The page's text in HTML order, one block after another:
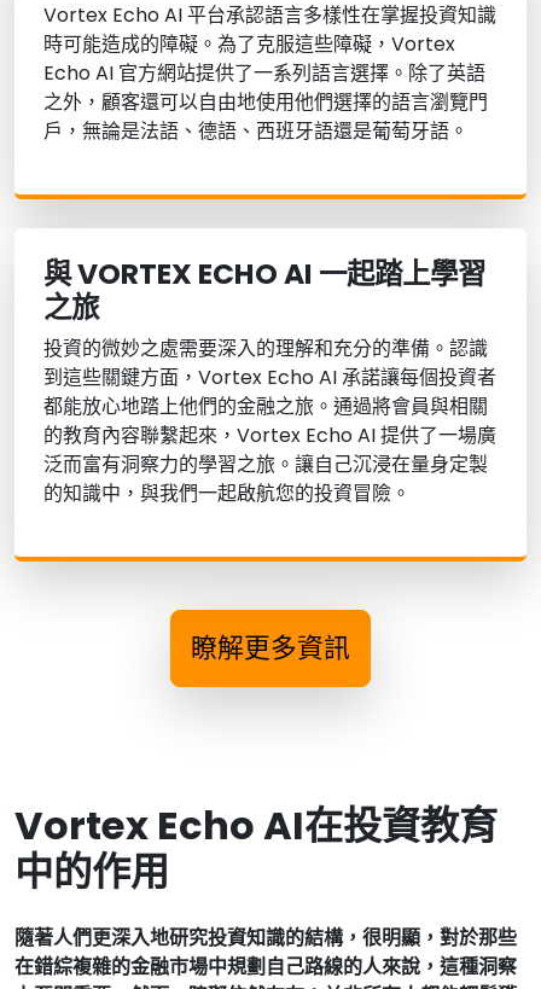
Vortex Echo AI 平台承認語言多樣性在掌握投資知識
時可能造成的障礙。為了克服這些障礙，Vortex
Echo AI 官方網站提供了一系列語言選擇。除了英語
之外，顧客還可以自由地使用他們選擇的語言瀏覽門
戶，無論是法語、德語、西班牙語還是葡萄牙語。
與 VORTEX ECHO AI 一起踏上學習
之旅
投資的微妙之處需要深入的理解和充分的準備。認識
到這些關鍵方面，Vortex Echo AI 承諾讓每個投資者
都能放心地踏上他們的金融之旅。通過將會員與相關
的教育內容聯繫起來，Vortex Echo AI 提供了一場廣
泛而富有洞察力的學習之旅。讓自己沉浸在量身定製
的知識中，與我們一起啟航您的投資冒險。
瞭解更多資訊
Vortex Echo AI在投資教育
中的作用
隨著人們更深入地研究投資知識的結構，很明顯，對於那些
在錯綜複雜的金融市場中規劃自己路線的人來說，這種洞察